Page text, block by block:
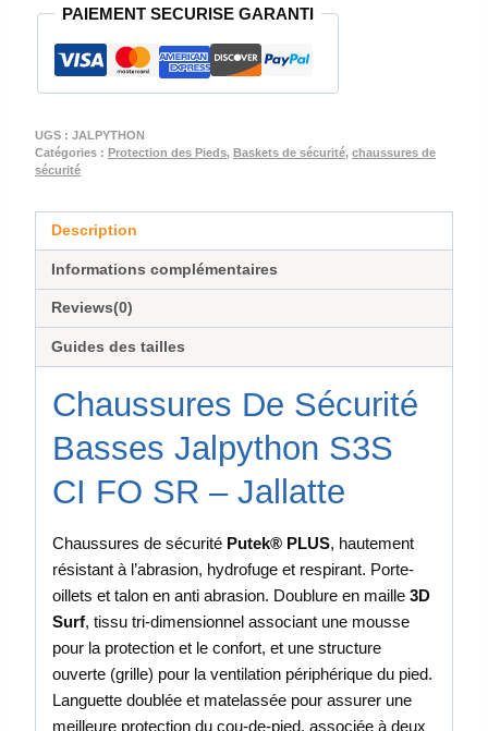
JALPYTHON
S3S
CI
FO
PAIEMENT SECURISE GARANTI
UGS : JALPYTHON
Catégories : Protection des Pieds, Baskets de sécurité, chaussures de
sécurité
Description
Informations complémentaires
Reviews(0)
Guides des tailles
Chaussures De Sécurité
Basses Jalpython S3S
CI FO SR – Jallatte
Chaussures de sécurité Putek® PLUS, hautement
résistant à l’abrasion, hydrofuge et respirant. Porte-
oillets et talon en anti abrasion. Doublure en maille 3D
Surf, tissu tri-dimensionnel associant une mousse
pour la protection et le confort, et une structure
ouverte (grille) pour la ventilation périphérique du pied.
Languette doublée et matelassée pour assurer une
meilleure protection du cou-de-pied, associée à deux